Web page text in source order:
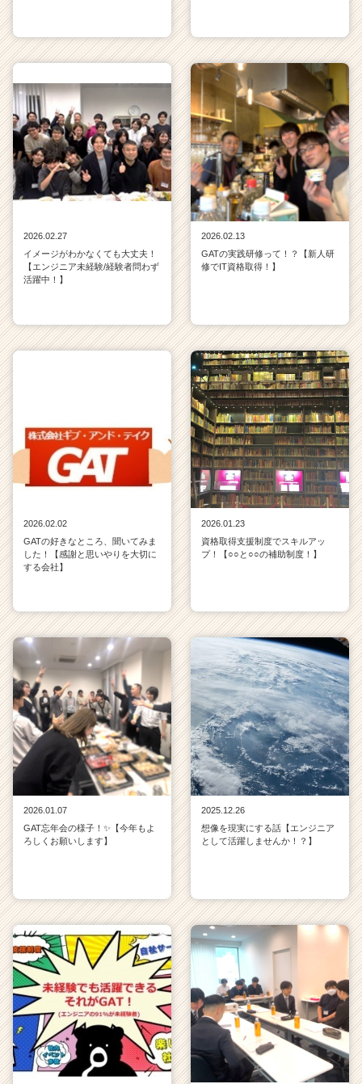
2026.02.27
イメージがわかなくても大丈夫！
【エンジニア未経験/経験者問わず
活躍中！】
2026.02.13
GATの実践研修って！？【新人研
修でIT資格取得！】
2026.02.02
GATの好きなところ、聞いてみま
した！【感謝と思いやりを大切に
する会社】
2026.01.23
資格取得支援制度でスキルアッ
プ！【○○と○○の補助制度！】
2026.01.07
GAT忘年会の様子！✨【今年もよ
ろしくお願いします】
2025.12.26
想像を現実にする話【エンジニア
として活躍しませんか！？】